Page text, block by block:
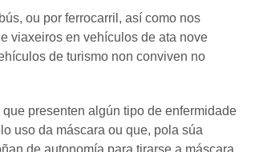
ou por ferrocarril, así como nos
viaxeiros en vehículos de ata nove
de turismo non conviven no
presenten algún tipo de enfermidade
uso da máscara ou que, pola súa